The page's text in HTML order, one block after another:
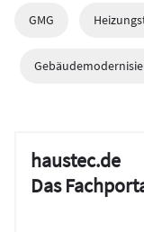
GMG
haustec.de
Das